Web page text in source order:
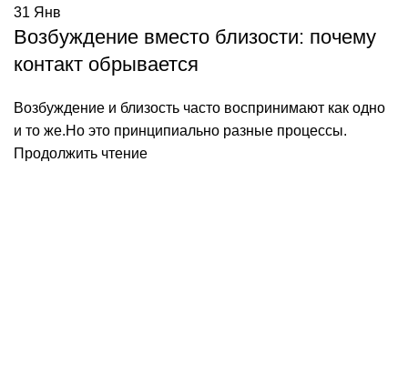
31 Янв
Возбуждение вместо близости: почему
контакт обрывается
Возбуждение и близость часто воспринимают как одно
и то же.Но это принципиально разные процессы.
Продолжить чтение